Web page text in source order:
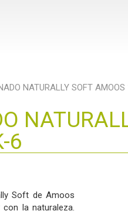
NATURALLY SOFT
6
Soft de Amoos
la naturaleza.